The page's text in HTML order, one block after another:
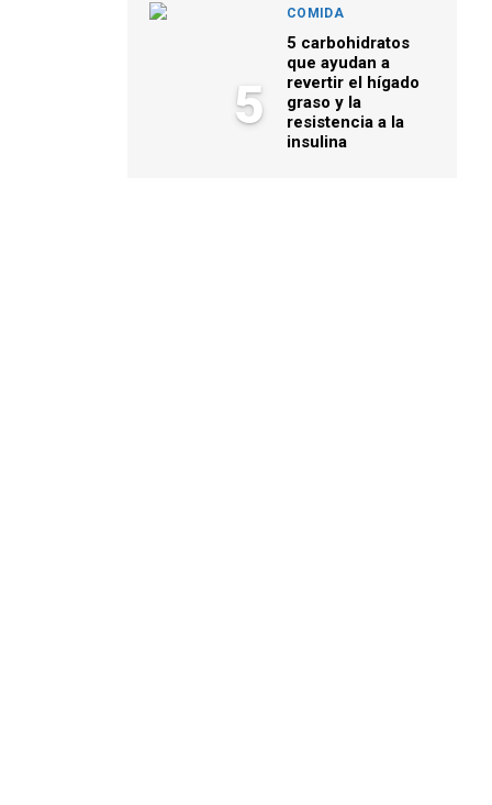
5
COMIDA
5 carbohidratos
que ayudan a
revertir el hígado
graso y la
resistencia a la
insulina